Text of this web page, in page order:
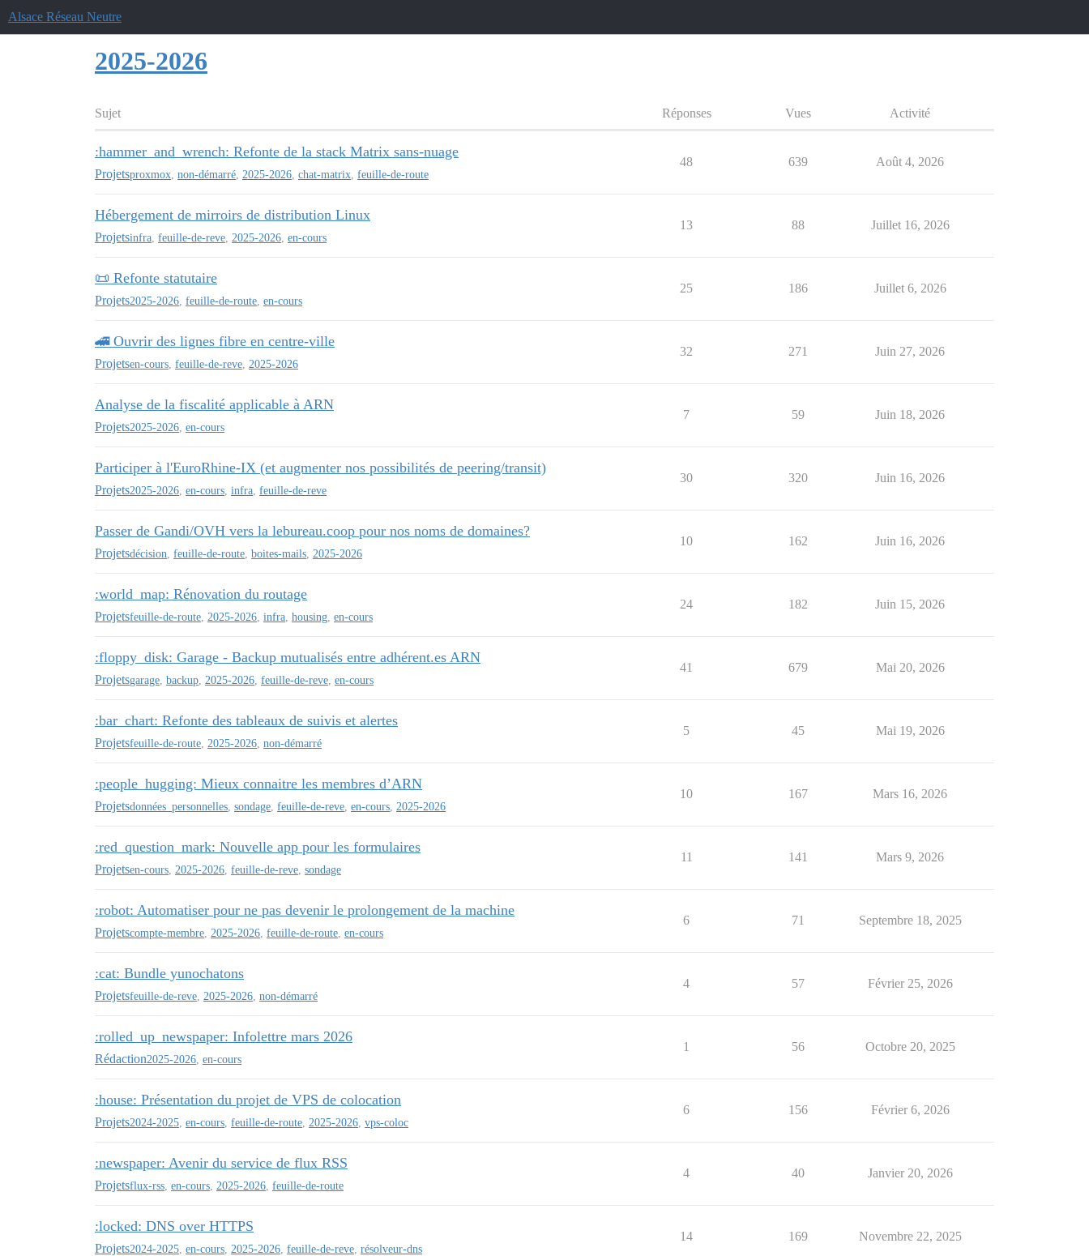
Alsace Réseau Neutre
2025-2026
Sujet Réponses Vues Activité
:hammer_and_wrench: Refonte de la stack Matrix sans-nuage
Projetsproxmox non-démarré 2025-2026 chat-matrix feuille-de-route
48 639 Août 4, 2026
Hébergement de mirroirs de distribution Linux
Projetsinfra feuille-de-reve 2025-2026 en-cours
13 88 Juillet 16, 2026
📜 Refonte statutaire
Projets2025-2026 feuille-de-route en-cours
25 186 Juillet 6, 2026
🚄 Ouvrir des lignes fibre en centre-ville
Projetsen-cours feuille-de-reve 2025-2026
32 271 Juin 27, 2026
Analyse de la fiscalité applicable à ARN
Projets2025-2026 en-cours
7 59 Juin 18, 2026
Participer à l'EuroRhine-IX (et augmenter nos possibilités de peering/transit)
Projets2025-2026 en-cours infra feuille-de-reve
30 320 Juin 16, 2026
Passer de Gandi/OVH vers la lebureau.coop pour nos noms de domaines?
Projetsdécision feuille-de-route boites-mails 2025-2026
10 162 Juin 16, 2026
:world_map: Rénovation du routage
Projetsfeuille-de-route 2025-2026 infra housing en-cours
24 182 Juin 15, 2026
:floppy_disk: Garage - Backup mutualisés entre adhérent.es ARN
Projetsgarage backup 2025-2026 feuille-de-reve en-cours
41 679 Mai 20, 2026
:bar_chart: Refonte des tableaux de suivis et alertes
Projetsfeuille-de-route 2025-2026 non-démarré
5 45 Mai 19, 2026
:people_hugging: Mieux connaitre les membres d’ARN
Projetsdonnées_personnelles sondage feuille-de-reve en-cours 2025-2026
10 167 Mars 16, 2026
:red_question_mark: Nouvelle app pour les formulaires
Projetsen-cours 2025-2026 feuille-de-reve sondage
11 141 Mars 9, 2026
:robot: Automatiser pour ne pas devenir le prolongement de la machine
Projetscompte-membre 2025-2026 feuille-de-route en-cours
6 71 Septembre 18, 2025
:cat: Bundle yunochatons
Projetsfeuille-de-reve 2025-2026 non-démarré
4 57 Février 25, 2026
:rolled_up_newspaper: Infolettre mars 2026
Rédaction2025-2026 en-cours
1 56 Octobre 20, 2025
:house: Présentation du projet de VPS de colocation
Projets2024-2025 en-cours feuille-de-route 2025-2026 vps-coloc
6 156 Février 6, 2026
:newspaper: Avenir du service de flux RSS
Projetsflux-rss en-cours 2025-2026 feuille-de-route
4 40 Janvier 20, 2026
:locked: DNS over HTTPS
Projets2024-2025 en-cours 2025-2026 feuille-de-reve résolveur-dns
14 169 Novembre 22, 2025